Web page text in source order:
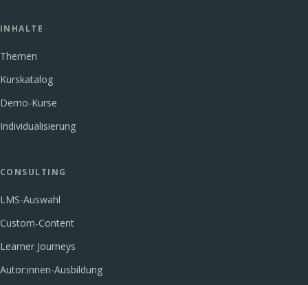
INHALTE
Themen
Kurskatalog
Demo-Kurse
Individualisierung
CONSULTING
LMS-Auswahl
Custom-Content
Learner Journeys
Autor:innen-Ausbildung